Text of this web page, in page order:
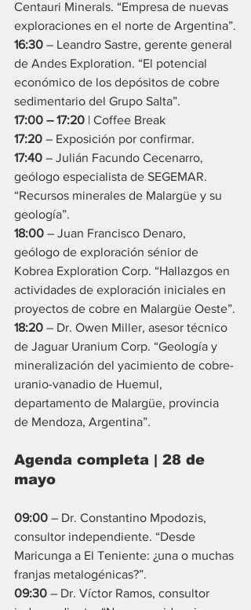
Centauri Minerals. “Empresa de nuevas
exploraciones en el norte de Argentina”.
16:30 – Leandro Sastre, gerente general
de Andes Exploration. “El potencial
económico de los depósitos de cobre
sedimentario del Grupo Salta”.
17:00 – 17:20 | Coffee Break
17:20 – Exposición por confirmar.
17:40 – Julián Facundo Cecenarro,
geólogo especialista de SEGEMAR.
“Recursos minerales de Malargüe y su
geología”.
18:00 – Juan Francisco Denaro,
geólogo de exploración sénior de
Kobrea Exploration Corp. “Hallazgos en
actividades de exploración iniciales en
proyectos de cobre en Malargüe Oeste”.
18:20 – Dr. Owen Miller, asesor técnico
de Jaguar Uranium Corp. “Geología y
mineralización del yacimiento de cobre-
uranio-vanadio de Huemul,
departamento de Malargüe, provincia
de Mendoza, Argentina”.
Agenda completa | 28 de
mayo
09:00 – Dr. Constantino Mpodozis,
consultor independiente. “Desde
Maricunga a El Teniente: ¿una o muchas
franjas metalogénicas?”.
09:30 – Dr. Víctor Ramos, consultor